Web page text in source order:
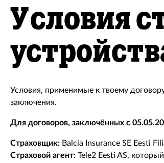
Условия
Условия, применимые к твоему
заключения.
Для договоров, заключённых с
Страховщик: Balcia Insurance SE Eesti
Страховой агент: Tele2 Eesti AS,